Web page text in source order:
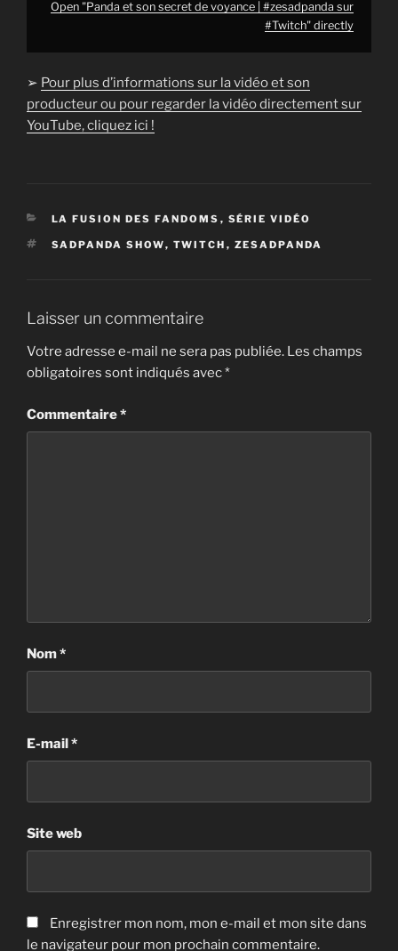
Open "Panda et son secret de voyance | #zesadpanda sur
#Twitch" directly
➢ Pour plus d’informations sur la vidéo et son
producteur ou pour regarder la vidéo directement sur
YouTube, cliquez ici !
CATÉGORIES
LA FUSION DES FANDOMS , SÉRIE VIDÉO
ÉTIQUETTES
SADPANDA SHOW, TWITCH , ZESADPANDA
Laisser un commentaire
Votre adresse e-mail ne sera pas publiée. Les champs
obligatoires sont indiqués avec*
Commentaire*
Nom*
E-mail*
Site web
Enregistrer mon nom, mon e-mail et mon site dans
le navigateur pour mon prochain commentaire.